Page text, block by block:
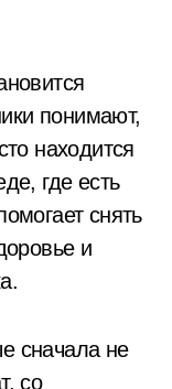
понимают,
находится
где есть
снять
и
сначала не
со